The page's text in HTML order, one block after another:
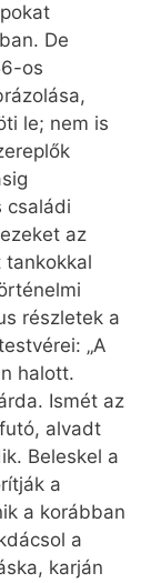
De
os
le; nem is
családi
az
tankokkal
részletek a
„A
halott.
Ismét az
alvadt
Beleskel a
a
a korábban
a
karján